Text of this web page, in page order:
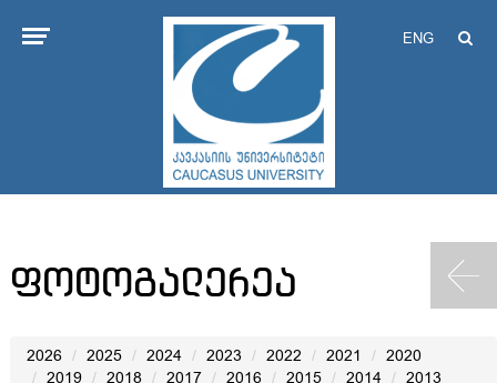
ENG
ფოტოგალერეა
2026 2025 2024 2023 2022 2021
2020
2019
2018 2017 2016 2015 2014
2013